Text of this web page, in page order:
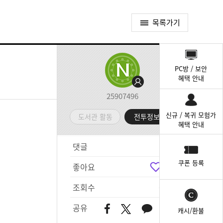
목록가기
25907496
도서관 활동 전투정보실
댓글
좋아요
조회수
공유
PC방 / 보안
혜택 안내
신규 / 복귀 모험가
혜택 안내
쿠폰 등록
캐시/환불